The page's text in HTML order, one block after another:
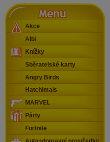
Menu
Akce
Albi
Knížky
Sběratelské karty
Angry Birds
Hatchimals
MARVEL
Párty
Fortnite